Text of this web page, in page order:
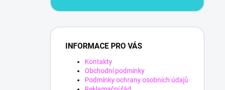
INFORMACE PRO VÁS
Kontakty
Obchodní podmínky
Podmínky ochrany osobních údajů